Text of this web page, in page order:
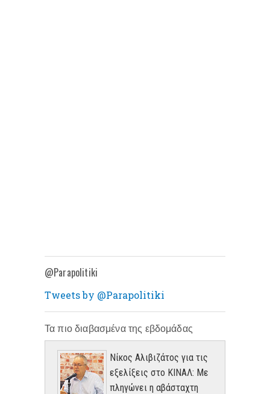
@Parapolitiki
Tweets by @Parapolitiki
Τα πιο διαβασμένα της εβδομάδας
Νίκος Αλιβιζάτος για τις
εξελίξεις στο ΚΙΝΑΛ: Με
πληγώνει η αβάσταχτη